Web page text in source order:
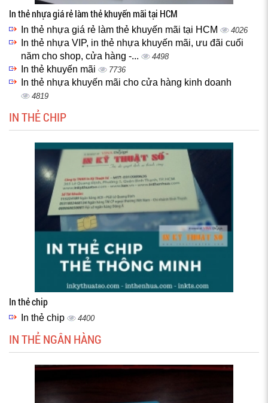
In thẻ nhựa giá rẻ làm thẻ khuyến mãi tại HCM
In thẻ nhựa giá rẻ làm thẻ khuyến mãi tại HCM 4026
In thẻ nhựa VIP, in thẻ nhựa khuyến mãi, ưu đãi cuối
năm cho shop, cửa hàng -...
4498
In thẻ khuyến mãi 7736
In thẻ nhựa khuyến mãi cho cửa hàng kinh doanh
4819
IN THẺ CHIP
In thẻ chip
In thẻ chip 4400
IN THẺ NGÂN HÀNG